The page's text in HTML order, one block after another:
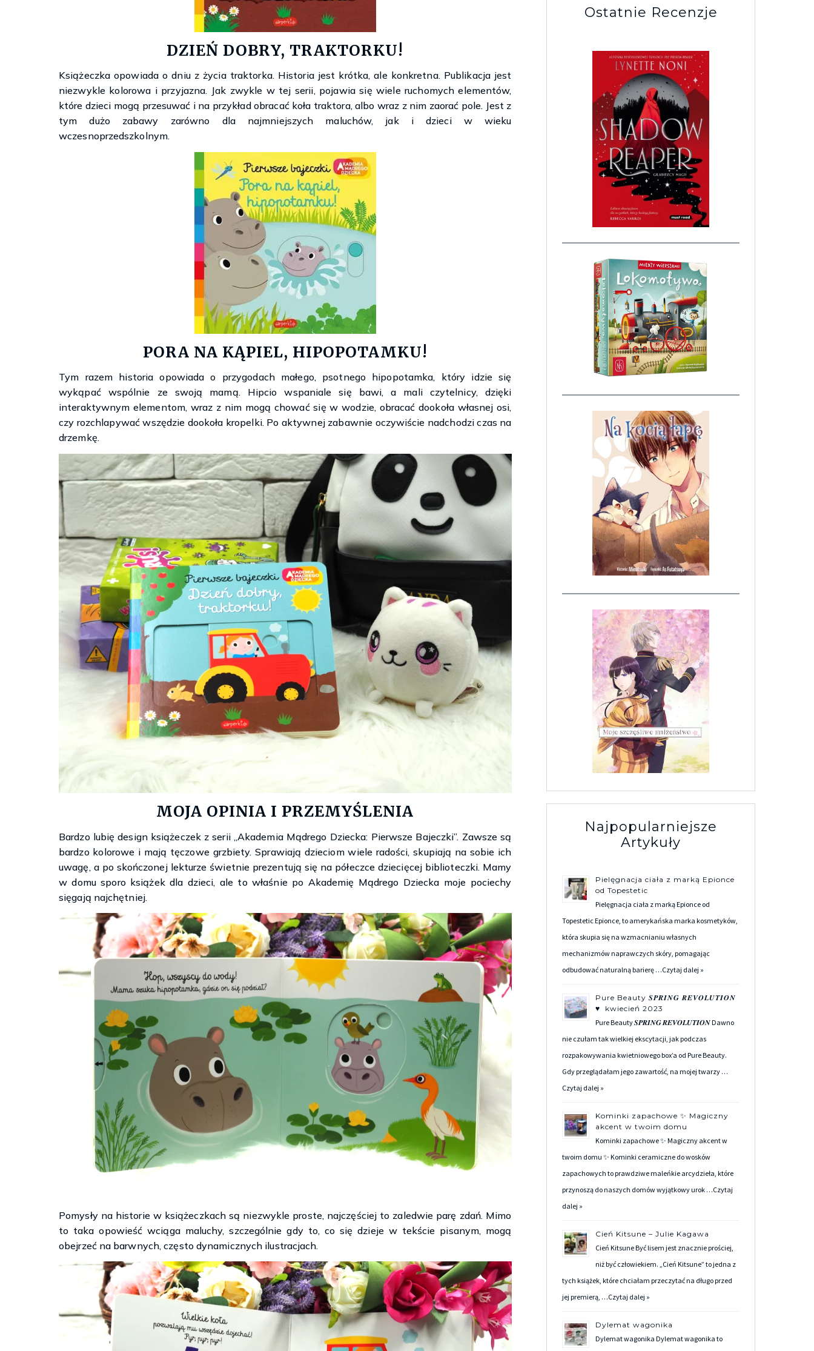
DZIEŃ DOBRY, TRAKTORKU!
Książeczka opowiada o dniu z życia traktorka. Historia jest krótka, ale konkretna. Publikacja jest
niezwykle kolorowa i przyjazna. Jak zwykle w tej serii, pojawia się wiele ruchomych elementów,
które dzieci mogą przesuwać i na przykład obracać koła traktora, albo wraz z nim zaorać pole. Jest z
tym dużo zabawy zarówno dla najmniejszych maluchów, jak i dzieci w wieku
wczesnoprzedszkolnym.
PORA NA KĄPIEL, HIPOPOTAMKU!
Tym razem historia opowiada o przygodach małego, psotnego hipopotamka, który idzie się
wykąpać wspólnie ze swoją mamą. Hipcio wspaniale się bawi, a mali czytelnicy, dzięki
interaktywnym elementom, wraz z nim mogą chować się w wodzie, obracać dookoła własnej osi,
czy rozchlapywać wszędzie dookoła kropelki. Po aktywnej zabawnie oczywiście nadchodzi czas na
drzemkę.
MOJA OPINIA I PRZEMYŚLENIA
Bardzo lubię design książeczek z serii „Akademia Mądrego Dziecka: Pierwsze Bajeczki”. Zawsze są
bardzo kolorowe i mają tęczowe grzbiety. Sprawiają dzieciom wiele radości, skupiają na sobie ich
uwagę, a po skończonej lekturze świetnie prezentują się na półeczce dziecięcej biblioteczki. Mamy
w domu sporo książek dla dzieci, ale to właśnie po Akademię Mądrego Dziecka moje pociechy
sięgają najchętniej.
Pomysły na historie w książeczkach są niezwykle proste, najczęściej to zaledwie parę zdań. Mimo
to taka opowieść wciąga maluchy, szczególnie gdy to, co się dzieje w tekście pisanym, mogą
obejrzeć na barwnych, często dynamicznych ilustracjach.
Ostatnie Recenzje
Najpopularniejsze
Artykuły
Pielęgnacja ciała z marką Epionce
od Topestetic
Pielęgnacja ciała z marką Epionce od
Topestetic Epionce, to amerykańska marka kosmetyków,
która skupia się na wzmacnianiu własnych
mechanizmów naprawczych skóry, pomagając
odbudować naturalną barierę …Czytaj dalej »
Pure Beauty 𝑺𝑷𝑹𝑰𝑵𝑮 𝑹𝑬𝑽𝑶𝑳𝑼𝑻𝑰𝑶𝑵
♥ kwiecień 2023
Pure Beauty 𝑺𝑷𝑹𝑰𝑵𝑮 𝑹𝑬𝑽𝑶𝑳𝑼𝑻𝑰𝑶𝑵 Dawno
nie czułam tak wielkiej ekscytacji, jak podczas
rozpakowywania kwietniowego box’a od Pure Beauty.
Gdy przeglądałam jego zawartość, na mojej twarzy …
Czytaj dalej »
Kominki zapachowe ✨ Magiczny
akcent w twoim domu
Kominki zapachowe ✨ Magiczny akcent w
twoim domu ✨ Kominki ceramiczne do wosków
zapachowych to prawdziwe maleńkie arcydzieła, które
przynoszą do naszych domów wyjątkowy urok …Czytaj
dalej »
Cień Kitsune – Julie Kagawa
Cień Kitsune Być lisem jest znacznie prościej,
niż być człowiekiem. „Cień Kitsune” to jedna z
tych książek, które chciałam przeczytać na długo przed
jej premierą, …Czytaj dalej »
Dylemat wagonika
Dylemat wagonika Dylemat wagonika to